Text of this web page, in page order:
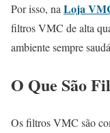
Por isso, na Loja
filtros VMC de alta
ambiente sempre
O Que São
Os filtros VMC são